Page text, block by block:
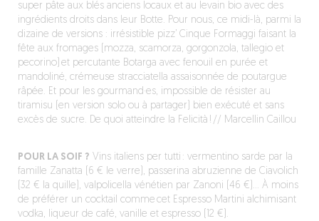
super pâte aux blés anciens locaux et au levain bio avec des
ingrédients droits dans leur Botte. Pour nous, ce midi-là, parmi la
dizaine de versions : irrésistible pizz’ Cinque Formaggi faisant la
fête aux fromages (mozza, scamorza, gorgonzola, tallegio et
pecorino) et percutante Botarga avec fenouil en purée et
mandoliné, crémeuse stracciatella assaisonnée de poutargue
râpée. Et pour les gourmand·es, impossible de résister au
tiramisu (en version solo ou à partager) bien exécuté et sans
excès de sucre. De quoi atteindre la Felicità ! // Marcellin Caillou
POUR LA SOIF ? Vins italiens per tutti : vermentino sarde par la
famille Zanatta (6 € le verre), passerina abruzienne de Ciavolich
(32 € la quille), valpolicella vénétien par Zanoni (46 €)… À moins
de préférer un cocktail comme cet Espresso Martini alchimisant
vodka, liqueur de café, vanille et espresso (12 €).